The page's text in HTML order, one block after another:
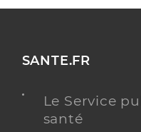
SANTE.FR
Le Service
santé